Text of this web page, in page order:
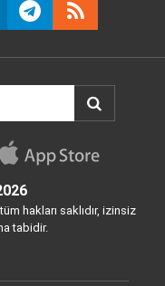
hakları saklıdır, izinsiz
tabidir.